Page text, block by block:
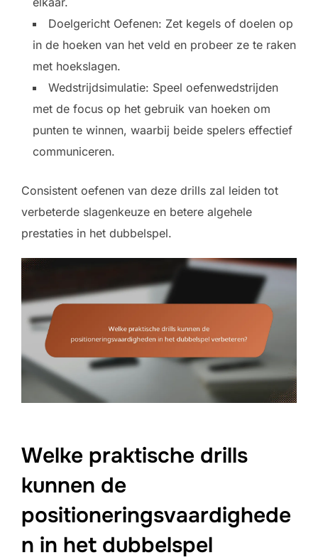
Doelgericht Oefenen: Zet kegels of doelen op
in de hoeken van het veld en probeer ze te raken
met hoekslagen.
Wedstrijdsimulatie: Speel oefenwedstrijden
met de focus op het gebruik van hoeken om
punten te winnen, waarbij beide spelers effectief
communiceren.
Consistent oefenen van deze drills zal leiden tot
verbeterde slagenkeuze en betere algehele
prestaties in het dubbelspel.
Welke praktische drills
kunnen de
positioneringsvaardighede
n in het dubbelspel